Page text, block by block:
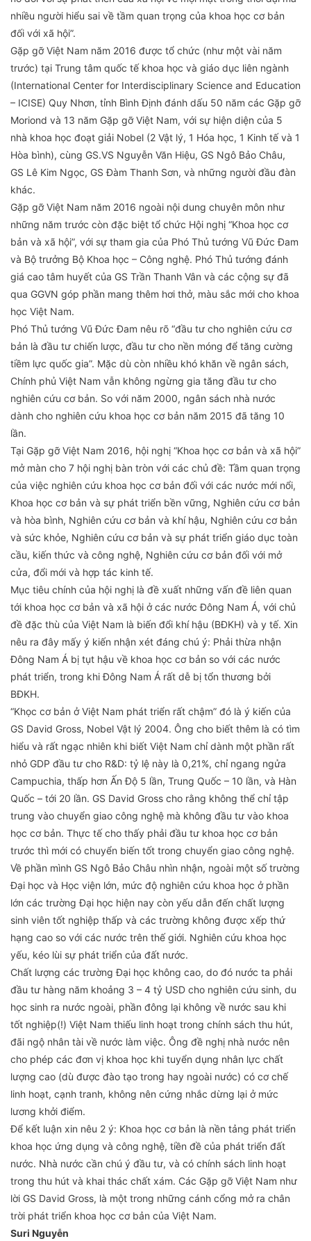
nhiều người hiểu sai về tầm quan trọng của khoa học cơ bản
đối với xã hội”.
Gặp gỡ Việt Nam năm 2016 được tổ chức (như một vài năm
trước) tại Trung tâm quốc tế khoa học và giáo dục liên ngành
(International Center for Interdisciplinary Science and Education
– ICISE) Quy Nhơn, tỉnh Bình Định đánh dấu 50 năm các Gặp gỡ
Moriond và 13 năm Gặp gỡ Việt Nam, với sự hiện diện của 5
nhà khoa học đoạt giải Nobel (2 Vật lý, 1 Hóa học, 1 Kinh tế và 1
Hòa bình), cùng GS.VS Nguyễn Văn Hiệu, GS Ngô Bảo Châu,
GS Lê Kim Ngọc, GS Đàm Thanh Sơn, và những người đầu đàn
khác.
Gặp gỡ Việt Nam năm 2016 ngoài nội dung chuyên môn như
những năm trước còn đặc biệt tổ chức Hội nghị “Khoa học cơ
bản và xã hội”, với sự tham gia của Phó Thủ tướng Vũ Đức Đam
và Bộ trưởng Bộ Khoa học – Công nghệ. Phó Thủ tướng đánh
giá cao tâm huyết của GS Trần Thanh Vân và các cộng sự đã
qua GGVN góp phần mang thêm hơi thở, màu sắc mới cho khoa
học Việt Nam.
Phó Thủ tướng Vũ Đức Đam nêu rõ “đầu tư cho nghiên cứu cơ
bản là đầu tư chiến lược, đầu tư cho nền móng để tăng cường
tiềm lực quốc gia”. Mặc dù còn nhiều khó khăn về ngân sách,
Chính phủ Việt Nam vẫn không ngừng gia tăng đầu tư cho
nghiên cứu cơ bản. So với năm 2000, ngân sách nhà nước
dành cho nghiên cứu khoa học cơ bản năm 2015 đã tăng 10
lần.
Tại Gặp gỡ Việt Nam 2016, hội nghị “Khoa học cơ bản và xã hội”
mở màn cho 7 hội nghị bàn tròn với các chủ đề: Tầm quan trọng
của việc nghiên cứu khoa học cơ bản đối với các nước mới nổi,
Khoa học cơ bản và sự phát triển bền vững, Nghiên cứu cơ bản
và hòa bình, Nghiên cứu cơ bản và khí hậu, Nghiên cứu cơ bản
và sức khỏe, Nghiên cứu cơ bản và sự phát triển giáo dục toàn
cầu, kiến thức và công nghệ, Nghiên cứu cơ bản đối với mở
cửa, đổi mới và hợp tác kinh tế.
Mục tiêu chính của hội nghị là đề xuất những vấn đề liên quan
tới khoa học cơ bản và xã hội ở các nước Đông Nam Á, với chủ
đề đặc thù của Việt Nam là biến đổi khí hậu (BĐKH) và y tế. Xin
nêu ra đây mấy ý kiến nhận xét đáng chú ý: Phải thừa nhận
Đông Nam Á bị tụt hậu về khoa học cơ bản so với các nước
phát triển, trong khi Đông Nam Á rất dễ bị tổn thương bởi
BĐKH.
“Khọc cơ bản ở Việt Nam phát triển rất chậm” đó là ý kiến của
GS David Gross, Nobel Vật lý 2004. Ông cho biết thêm là có tìm
hiểu và rất ngạc nhiên khi biết Việt Nam chỉ dành một phần rất
nhỏ GDP đầu tư cho R&D: tỷ lệ này là 0,21%, chỉ ngang ngửa
Campuchia, thấp hơn Ấn Độ 5 lần, Trung Quốc – 10 lần, và Hàn
Quốc – tới 20 lần. GS David Gross cho rằng không thể chỉ tập
trung vào chuyển giao công nghệ mà không đầu tư vào khoa
học cơ bản. Thực tế cho thấy phải đầu tư khoa học cơ bản
trước thì mới có chuyển biến tốt trong chuyển giao công nghệ.
Về phần mình GS Ngô Bảo Châu nhìn nhận, ngoài một số trường
Đại học và Học viện lớn, mức độ nghiên cứu khoa học ở phần
lớn các trường Đại học hiện nay còn yếu dẫn đến chất lượng
sinh viên tốt nghiệp thấp và các trường không được xếp thứ
hạng cao so với các nước trên thế giới. Nghiên cứu khoa học
yếu, kéo lùi sự phát triển của đất nước.
Chất lượng các trường Đại học không cao, do đó nước ta phải
đầu tư hàng năm khoảng 3 – 4 tỷ USD cho nghiên cứu sinh, du
học sinh ra nước ngoài, phần đông lại không về nước sau khi
tốt nghiệp(!) Việt Nam thiếu linh hoạt trong chính sách thu hút,
đãi ngộ nhân tài về nước làm việc. Ông đề nghị nhà nước nên
cho phép các đơn vị khoa học khi tuyển dụng nhân lực chất
lượng cao (dù được đào tạo trong hay ngoài nước) có cơ chế
linh hoạt, cạnh tranh, không nên cứng nhắc dừng lại ở mức
lương khởi điểm.
Để kết luận xin nêu 2 ý: Khoa học cơ bản là nền tảng phát triển
khoa học ứng dụng và công nghệ, tiền đề của phát triển đất
nước. Nhà nước cần chú ý đầu tư, và có chính sách linh hoạt
trong thu hút và khai thác chất xám. Các Gặp gỡ Việt Nam như
lời GS David Gross, là một trong những cánh cổng mở ra chân
trời phát triển khoa học cơ bản của Việt Nam.
Suri Nguyễn